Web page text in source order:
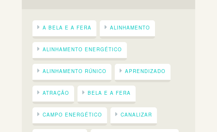
A BELA E A FERA ALINHAMENTO
ALINHAMENTO ENERGÉTICO
ALINHAMENTO RÚNICO APRENDIZADO
ATRAÇÃO BELA E A FERA
CAMPO ENERGÉTICO CANALIZAR